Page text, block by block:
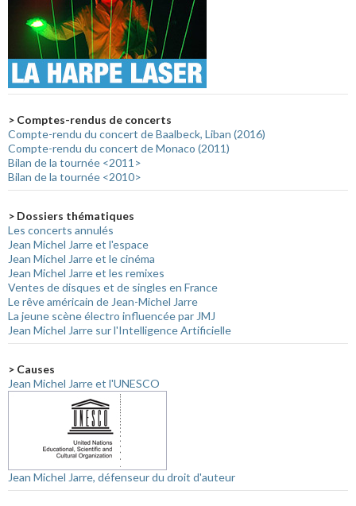
> Comptes-rendus de concerts
Compte-rendu du concert de Baalbeck, Liban (2016)
Compte-rendu du concert de Monaco (2011)
Bilan de la tournée <2011>
Bilan de la tournée <2010>
> Dossiers thématiques
Les concerts annulés
Jean Michel Jarre et l'espace
Jean Michel Jarre et le cinéma
Jean Michel Jarre et les remixes
Ventes de disques et de singles en France
Le rêve américain de Jean-Michel Jarre
La jeune scène électro influencée par JMJ
Jean Michel Jarre sur l'Intelligence Artificielle
> Causes
Jean Michel Jarre et l'UNESCO
Jean Michel Jarre, défenseur du droit d'auteur